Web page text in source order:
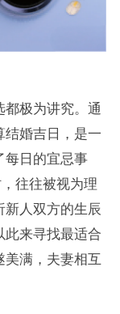
都极为讲究。通
结婚吉日，是一
每日的宜忌事
往往被视为理
新人双方的生辰
此来寻找最适合
美满，夫妻相互